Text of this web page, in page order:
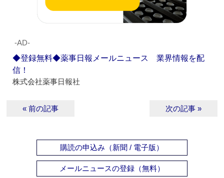
‐AD‐
◆登録無料◆薬事日報メールニュース 業界情報を配
信！
株式会社薬事日報社
« 前の記事 次の記事 »
購読の申込み（新聞 / 電子版）
メールニュースの登録（無料）